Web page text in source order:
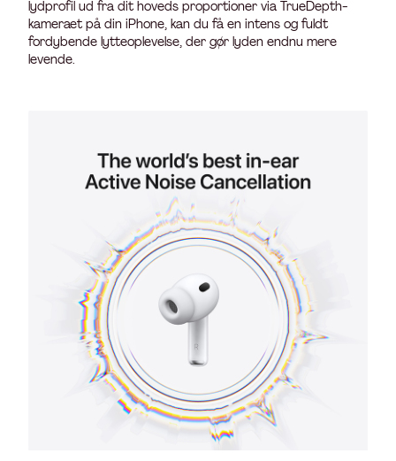
lydprofil ud fra dit hoveds proportioner via TrueDepth-
kameraet på din iPhone, kan du få en intens og fuldt
fordybende lytteoplevelse, der gør lyden endnu mere
levende.